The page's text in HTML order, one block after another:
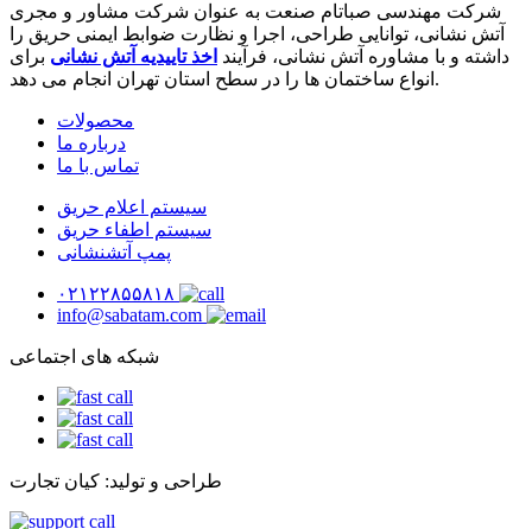
شرکت مهندسی صباتام صنعت به عنوان شرکت مشاور و مجری
آتش نشانی، توانایی طراحی، اجرا و نظارت ضوابط ایمنی حریق را
داشته و با مشاوره آتش نشانی، فرآیند اخذ تاییدیه آتش نشانی برای
انواع ساختمان ها را در سطح استان تهران انجام می دهد.
محصولات
درباره ما
تماس با ما
سیستم اعلام حریق
سیستم اطفاء حریق
پمپ آتشنشانی
۰۲۱۲۲۸۵۵۸۱۸
info@sabatam.com
شبکه های اجتماعی
طراحی و تولید: کیان تجارت